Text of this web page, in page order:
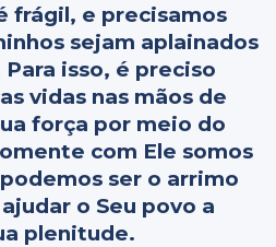
frágil, e precisamos
sejam aplainados
isso, é preciso
vidas nas mãos de
força por meio do
com Ele somos
ser o arrimo
o Seu povo a
plenitude.